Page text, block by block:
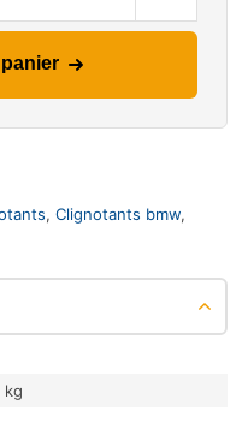
, Clignotants bmw,
kg